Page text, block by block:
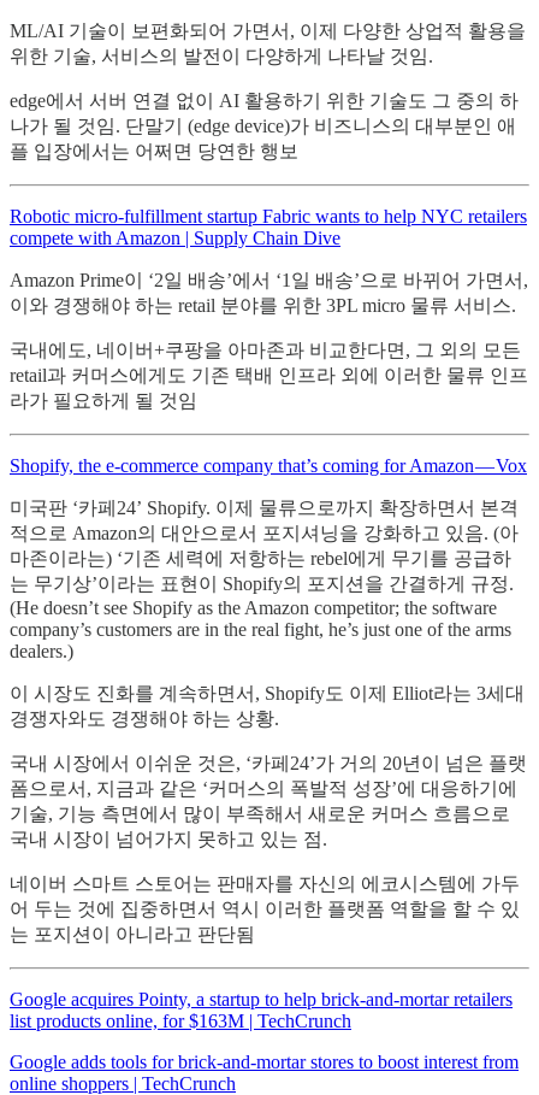
ML/AI 기술이 보편화되어 가면서, 이제 다양한 상업적 활용을
위한 기술, 서비스의 발전이 다양하게 나타날 것임.
edge에서 서버 연결 없이 AI 활용하기 위한 기술도 그 중의 하
나가 될 것임. 단말기 (edge device)가 비즈니스의 대부분인 애
플 입장에서는 어쩌면 당연한 행보
Robotic micro-fulfillment startup Fabric wants to help NYC retailers
compete with Amazon | Supply Chain Dive
Amazon Prime이 ‘2일 배송’에서 ‘1일 배송’으로 바뀌어 가면서,
이와 경쟁해야 하는 retail 분야를 위한 3PL micro 물류 서비스.
국내에도, 네이버+쿠팡을 아마존과 비교한다면, 그 외의 모든
retail과 커머스에게도 기존 택배 인프라 외에 이러한 물류 인프
라가 필요하게 될 것임
Shopify, the e-commerce company that’s coming for Amazon — Vox
미국판 ‘카페24’ Shopify. 이제 물류으로까지 확장하면서 본격
적으로 Amazon의 대안으로서 포지셔닝을 강화하고 있음. (아
마존이라는) ‘기존 세력에 저항하는 rebel에게 무기를 공급하
는 무기상’이라는 표현이 Shopify의 포지션을 간결하게 규정.
(He doesn’t see Shopify as the Amazon competitor; the software
company’s customers are in the real fight, he’s just one of the arms
dealers.)
이 시장도 진화를 계속하면서, Shopify도 이제 Elliot라는 3세대
경쟁자와도 경쟁해야 하는 상황.
국내 시장에서 이쉬운 것은, ‘카페24’가 거의 20년이 넘은 플랫
폼으로서, 지금과 같은 ‘커머스의 폭발적 성장’에 대응하기에
기술, 기능 측면에서 많이 부족해서 새로운 커머스 흐름으로
국내 시장이 넘어가지 못하고 있는 점.
네이버 스마트 스토어는 판매자를 자신의 에코시스템에 가두
어 두는 것에 집중하면서 역시 이러한 플랫폼 역할을 할 수 있
는 포지션이 아니라고 판단됨
Google acquires Pointy, a startup to help brick-and-mortar retailers
list products online, for $163M | TechCrunch
Google adds tools for brick-and-mortar stores to boost interest from
online shoppers | TechCrunch